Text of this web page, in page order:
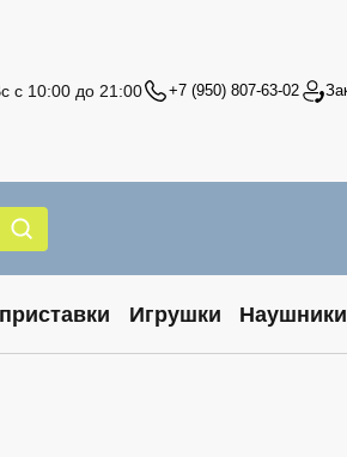
с 10:00 до 21:00 +7 (950) 807-63-02
Игрушки Наушники